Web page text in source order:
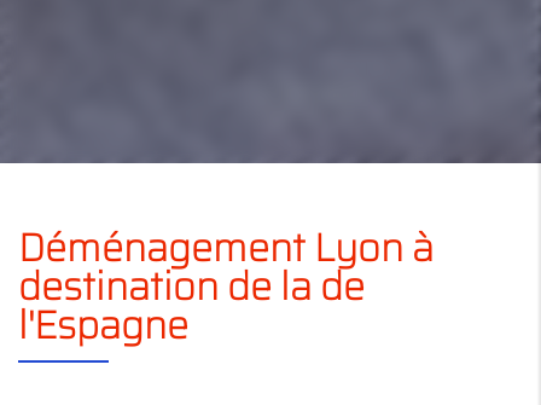
Déménagement Lyon à
destination de la de
l'Espagne